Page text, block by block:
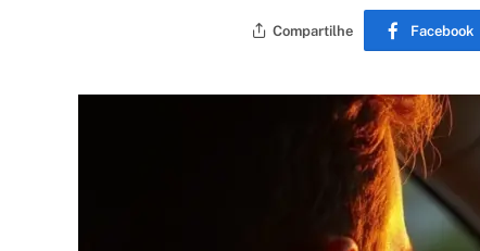
Compartilhe Facebook